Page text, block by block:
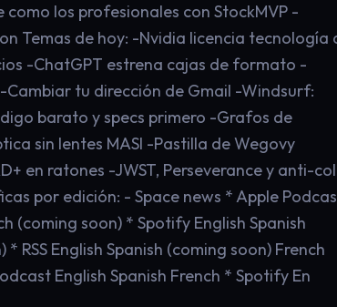
los profesionales con StockMVP -
Temas de hoy: -Nvidia licencia tecnología
-ChatGPT estrena cajas de formato -
tu dirección de Gmail -Windsurf:
barato y specs primero -Grafos de
sin lentes MASI -Pastilla de Wegovy
en ratones -JWST, Perseverance y anti-
por edición: - Space news * Apple
(coming soon) * Spotify English Spanish
RSS English Spanish (coming soon) French
English Spanish French * Spotify En